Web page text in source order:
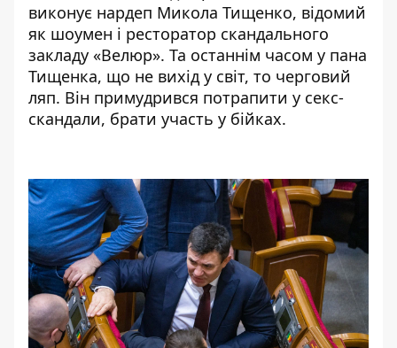
виконує нардеп Микола Тищенко, відомий
як шоумен і ресторатор скандального
закладу «Велюр». Та останнім часом у пана
Тищенка, що не вихід у світ, то черговий
ляп. Він примудрився потрапити у секс-
скандали, брати участь у бійках.